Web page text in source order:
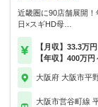
近畿圏に90店舗展開！
日×スギHD母…
【月収】33.3万
【年収】400万円
大阪府 大阪市平
大阪市営谷町線